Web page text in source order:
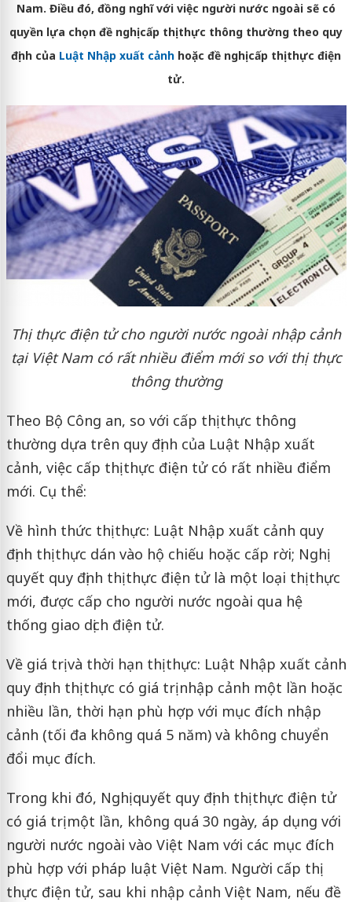
Nam. Điều đó, đồng nghĩ với việc người nước ngoài sẽ có
quyền lựa chọn đề nghị cấp thị thực thông thường theo quy
định của Luật Nhập xuất cảnh hoặc đề nghị cấp thị thực điện
tử.
Thị thực điện tử cho người nước ngoài nhập cảnh
tại Việt Nam có rất nhiều điểm mới so với thị thực
thông thường
Theo Bộ Công an, so với cấp thị thực thông
thường dựa trên quy định của Luật Nhập xuất
cảnh, việc cấp thị thực điện tử có rất nhiều điểm
mới. Cụ thể:
Về hình thức thị thực: Luật Nhập xuất cảnh quy
định thị thực dán vào hộ chiếu hoặc cấp rời; Nghị
quyết quy định thị thực điện tử là một loại thị thực
mới, được cấp cho người nước ngoài qua hệ
thống giao dịch điện tử.
Về giá trị và thời hạn thị thực: Luật Nhập xuất cảnh
quy định thị thực có giá trị nhập cảnh một lần hoặc
nhiều lần, thời hạn phù hợp với mục đích nhập
cảnh (tối đa không quá 5 năm) và không chuyển
đổi mục đích.
Trong khi đó, Nghị quyết quy định thị thực điện tử
có giá trị một lần, không quá 30 ngày, áp dụng với
người nước ngoài vào Việt Nam với các mục đích
phù hợp với pháp luật Việt Nam. Người cấp thị
thực điện tử, sau khi nhập cảnh Việt Nam, nếu đề